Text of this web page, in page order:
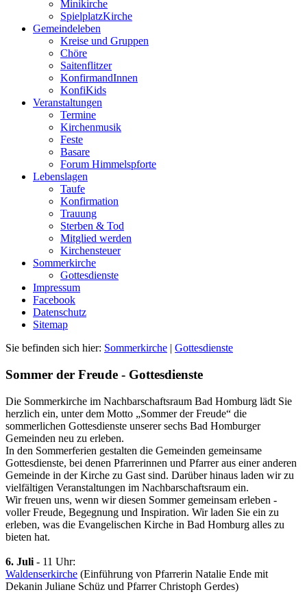
Minikirche
SpielplatzKirche
Gemeindeleben
Kreise und Gruppen
Chöre
Saitenflitzer
KonfirmandInnen
KonfiKids
Veranstaltungen
Termine
Kirchenmusik
Feste
Basare
Forum Himmelspforte
Lebenslagen
Taufe
Konfirmation
Trauung
Sterben & Tod
Mitglied werden
Kirchensteuer
Sommerkirche
Gottesdienste
Impressum
Facebook
Datenschutz
Sitemap
Sie befinden sich hier: Sommerkirche | Gottesdienste
Sommer der Freude - Gottesdienste
Die Sommerkirche im Nachbarschaftsraum Bad Homburg lädt Sie
herzlich ein, unter dem Motto „Sommer der Freude“ die
sommerlichen Gottesdienste unserer sechs Bad Homburger
Gemeinden neu zu erleben.
In den Sommerferien gestalten die Gemeinden gemeinsame
Gottesdienste, bei denen Pfarrerinnen und Pfarrer aus einer anderen
Gemeinde in der Kirche zu Gast sind. Darüber hinaus laden wir zu
vielfältigen Veranstaltungen im Nachbarschaftsraum ein.
Wir freuen uns, wenn wir diesen Sommer gemeinsam erleben -
voller Freude, Begegnung und Inspiration. Wir laden Sie ein zu
erleben, was die Evangelischen Kirche in Bad Homburg alles zu
bieten hat.
6. Juli - 11 Uhr:
Waldenserkirche (Einführung von Pfarrerin Natalie Ende mit
Dekanin Juliane Schüz und Pfarrer Christoph Gerdes)